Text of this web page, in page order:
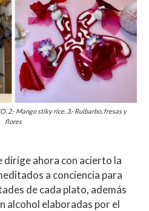
2.- Mango stiky rice. 3.- Ruibarbo, fresas y
flores
dirige ahora con acierto la
a conciencia para
de cada plato, además
alcohol elaboradas por el